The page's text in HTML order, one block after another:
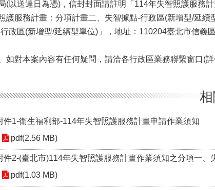
(以送達日為憑)，信封封面請註明「114年失智照護服務
護服務計畫：分項計畫二、失智據點-行政區(新增型/延
政區(新增型/延續型單位)」，地址：110204臺北市信義
如對本案內容有任何疑問，請洽各行政區業務聯繫窗口(詳
件1-衛生福利部-114年失智照護服務計畫申請作業須知
pdf(2.56 MB)
件2-(臺北市)114年失智照護服務計畫作業須知之分項一、
pdf(1.03 MB)